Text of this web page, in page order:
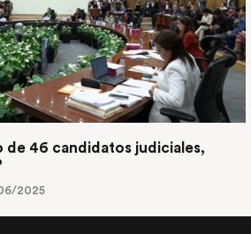
de 46 candidatos judiciales,
2025